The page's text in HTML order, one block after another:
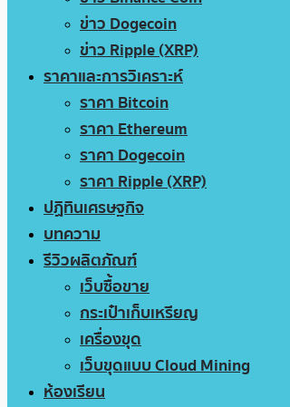
ข่าว Dogecoin
ข่าว Ripple (XRP)
ราคาและการวิเคราะห์
ราคา Bitcoin
ราคา Ethereum
ราคา Dogecoin
ราคา Ripple (XRP)
ปฏิทินเศรษฐกิจ
บทความ
รีวิวผลิตภัณฑ์
เว็บซื้อขาย
กระเป๋าเก็บเหรียญ
เครื่องขุด
เว็บขุดแบบ Cloud Mining
ห้องเรียน